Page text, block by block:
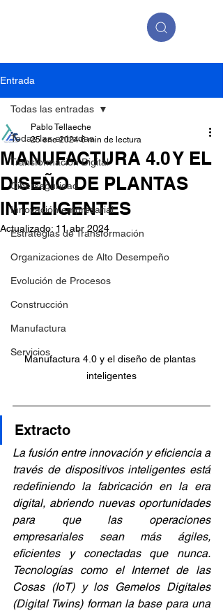
Entrada
Todas las entradas
Transformación Digital
Ciberseguridad
Innovación empresarial
Estrategias de Transformación
Organizaciones de Alto Desempeño
Evolución de Procesos
Construcción
Manufactura
Servicios
Todas las entradas
MANUFACTURA 4.0 Y EL
DISEÑO DE PLANTAS
INTELIGENTES
Pablo Tellaeche
25 ene 2024 6 min de lectura
Actualizado: 11 abr 2024
Manufactura 4.0 y el diseño de plantas
inteligentes
Extracto
La fusión entre innovación y eficiencia a
través de dispositivos inteligentes está
redefiniendo la fabricación en la era
digital, abriendo nuevas oportunidades
para que las operaciones
empresariales sean más ágiles,
eficientes y conectadas que nunca.
Tecnologías como el Internet de las
Cosas (IoT) y los Gemelos Digitales
(Digital Twins) forman la base para una